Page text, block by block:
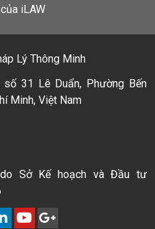
iLAW
Lý Thông Minh
số 31 Lê Duẩn, Phường Bến
Minh, Việt Nam
do Sở Kế hoạch và Đầu tư